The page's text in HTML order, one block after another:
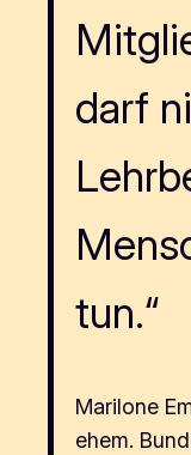
darf
tun.“
Marilone
ehem.